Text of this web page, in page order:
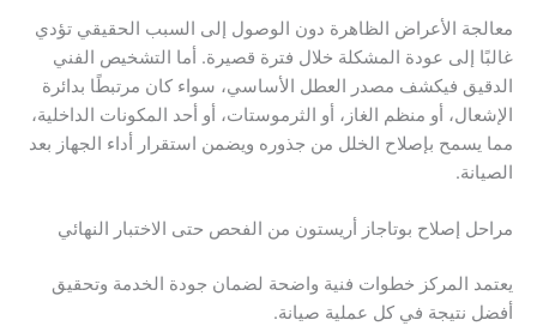
معالجة الأعراض الظاهرة دون الوصول إلى السبب الحقيقي تؤدي
غالبًا إلى عودة المشكلة خلال فترة قصيرة. أما التشخيص الفني
الدقيق فيكشف مصدر العطل الأساسي، سواء كان مرتبطًا بدائرة
الإشعال، أو منظم الغاز، أو الثرموستات، أو أحد المكونات الداخلية،
مما يسمح بإصلاح الخلل من جذوره ويضمن استقرار أداء الجهاز بعد
الصيانة.
مراحل إصلاح بوتاجاز أريستون من الفحص حتى الاختبار النهائي
يعتمد المركز خطوات فنية واضحة لضمان جودة الخدمة وتحقيق
أفضل نتيجة في كل عملية صيانة.